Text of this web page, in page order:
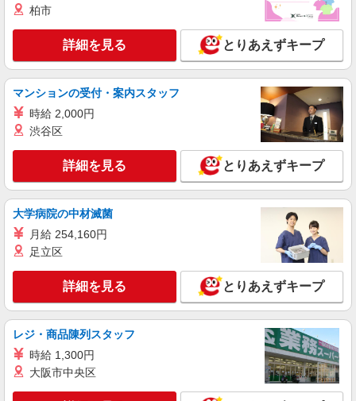
株式会社シエロ
スマホ携帯販売【ワイモバイル】
時給1400円〜1450円（経験・能力による） ※
残業代支給 ★交通費別途支給（規定あり） ゜
+゜・。○。・゜+゜・。○。・゜+゜ 入社祝い金10
万円支給(規定有) お友達を紹介頂くと, インセンテ
有）★ ゜・。○。・゜+゜・。○。・゜+゜
広島県広島市南区の家電量販店
キープ 詳細を見る
派遣社員
株式会社シエロ
携帯販売スタッフ【softbank】
時給1400円〜1450円（経験・能力による） ※
残業代支給 ★交通費別途支給（規定あり） ゜
+゜・。○。・゜+゜・。○。・゜+゜ 入社祝い金10
有）★ ゜・。○。・゜+゜・。○。・゜+゜
キープ 詳細を見る
紹介予定派遣
株式会社シエロ
【楽天モバイル】の店舗スタッフ
時給1650円〜1850円（経験・能力による） ※
残業代支給 ★交通費別途支給（規定あり） ゜
+゜・。○。・゜+゜・。○。・゜+゜ 入社祝い金10
柏市
詳細を見る とりあえずキープ
マンションの受付・案内スタッフ
時給 2,000円
渋谷区
詳細を見る とりあえずキープ
大学病院の中材滅菌
月給 254,160円
足立区
詳細を見る とりあえずキープ
レジ・商品陳列スタッフ
時給 1,300円
大阪市中央区